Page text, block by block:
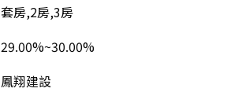
套房,2房,3房
29.00%~30.00%
鳳翔建設